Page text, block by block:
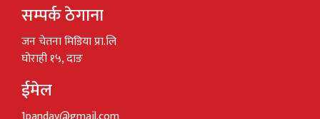
सम्पर्क ठेगाना
जन चेतना मिडिया प्रा.लि
घोराही १५, दाङ
ईमेल